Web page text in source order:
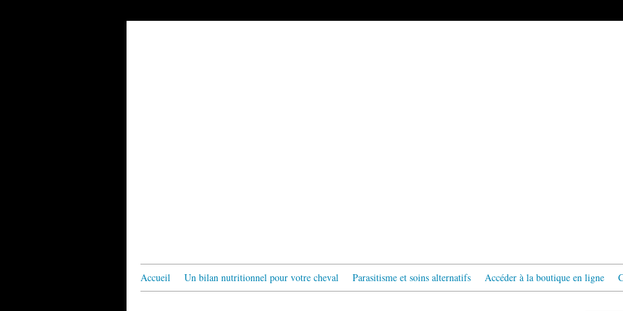
Accueil Un bilan nutritionnel pour votre cheval Parasitisme et soins alternatifs Accéder à la boutique en ligne